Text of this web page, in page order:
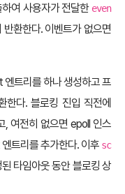
여 사용자가 전달한 even
환한다. 이벤트가 없으면
트리를 하나 생성하고 프
한다. 블로킹 진입 직전에
, 여전히 없으면 epoll 인스
트리를 추가한다. 이후 sc
타임아웃 동안 블로킹 상